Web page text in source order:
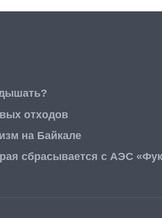
отходов
на Байкале
сбрасывается с АЭС